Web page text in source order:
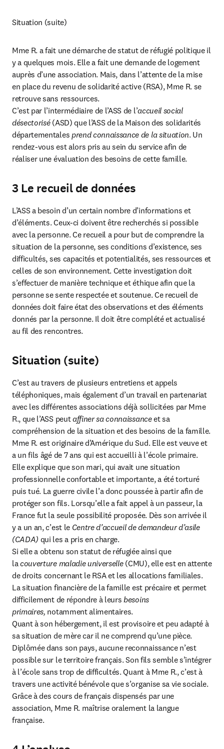
Situation (suite)
Mme R. a fait une démarche de statut de réfugié politique il
y a quelques mois. Elle a fait une demande de logement
auprès d’une association. Mais, dans l’attente de la mise
en place du revenu de solidarité active (RSA), Mme R. se
retrouve sans ressources.
C’est par l’intermédiaire de l’ASS de l’accueil social
désectorisé (ASD) que l’ASS de la Maison des solidarités
départementales prend connaissance de la situation. Un
rendez-vous est alors pris au sein du service afin de
réaliser une évaluation des besoins de cette famille.
3 Le recueil de données
L’ASS a besoin d’un certain nombre d’informations et
d’éléments. Ceux-ci doivent être recherchés si possible
avec la personne. Ce recueil a pour but de comprendre la
situation de la personne, ses conditions d’existence, ses
difficultés, ses capacités et potentialités, ses ressources et
celles de son environnement. Cette investigation doit
s’effectuer de manière technique et éthique afin que la
personne se sente respectée et soutenue. Ce recueil de
données doit faire état des observations et des éléments
donnés par la personne. Il doit être complété et actualisé
au fil des rencontres.
Situation (suite)
C’est au travers de plusieurs entretiens et appels
téléphoniques, mais également d’un travail en partenariat
avec les différentes associations déjà sollicitées par Mme
R., que l’ASS peut affiner sa connaissance et sa
compréhension de la situation et des besoins de la famille.
Mme R. est originaire d’Amérique du Sud. Elle est veuve et
a un fils âgé de 7 ans qui est accueilli à l’école primaire.
Elle explique que son mari, qui avait une situation
professionnelle confortable et importante, a été torturé
puis tué. La guerre civile l’a donc poussée à partir afin de
protéger son fils. Lorsqu’elle a fait appel à un passeur, la
France fut la seule possibilité proposée. Dès son arrivée il
y a un an, c’est le Centre d’accueil de demandeur d’asile
(CADA) qui les a pris en charge.
Si elle a obtenu son statut de réfugiée ainsi que
la couverture maladie universelle (CMU), elle est en attente
de droits concernant le RSA et les allocations familiales.
La situation financière de la famille est précaire et permet
difficilement de répondre à leurs besoins
primaires, notamment alimentaires.
Quant à son hébergement, il est provisoire et peu adapté à
sa situation de mère car il ne comprend qu’une pièce.
Diplômée dans son pays, aucune reconnaissance n’est
possible sur le territoire français. Son fils semble s’intégrer
à l’école sans trop de difficultés. Quant à Mme R., c’est à
travers une activité bénévole que s’organise sa vie sociale.
Grâce à des cours de français dispensés par une
association, Mme R. maîtrise oralement la langue
française.